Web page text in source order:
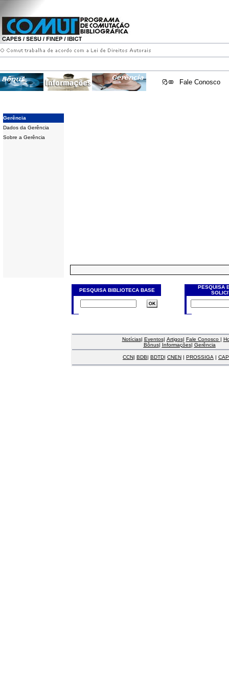
Fale Conosco
Gerência
Dados da Gerência
Sobre a Gerência
PESQUISA BIBLIOTECA BASE
PESQUISA
Notícias| Eventos| Artigos| Fale Conosco |
Bônus| Informações| Gerência
CCN| BDB| BDTD| CNEN | PROSSIGA |